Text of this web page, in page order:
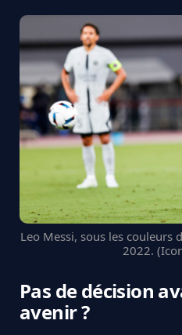
Leo Messi, sous les couleurs
2022.
Pas de décision
avenir ?